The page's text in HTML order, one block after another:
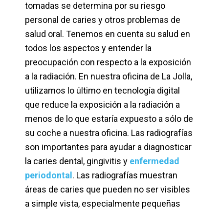
tomadas se determina por su riesgo
personal de caries y otros problemas de
salud oral. Tenemos en cuenta su salud en
todos los aspectos y entender la
preocupación con respecto a la exposición
a la radiación. En nuestra oficina de La Jolla,
utilizamos lo último en tecnología digital
que reduce la exposición a la radiación a
menos de lo que estaría expuesto a sólo de
su coche a nuestra oficina. Las radiografías
son importantes para ayudar a diagnosticar
la caries dental, gingivitis y enfermedad
periodontal . Las radiografías muestran
áreas de caries que pueden no ser visibles
a simple vista, especialmente pequeñas